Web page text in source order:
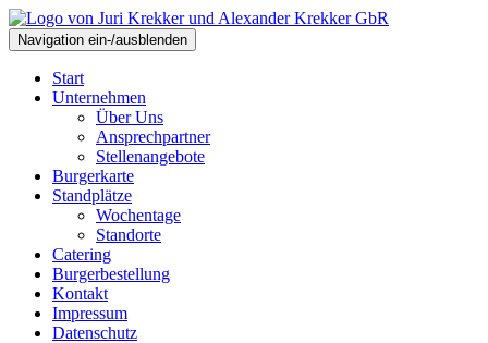
Navigation ein-/ausblenden
Start
Unternehmen
Über Uns
Ansprechpartner
Stellenangebote
Burgerkarte
Standplätze
Wochentage
Standorte
Catering
Burgerbestellung
Kontakt
Impressum
Datenschutz